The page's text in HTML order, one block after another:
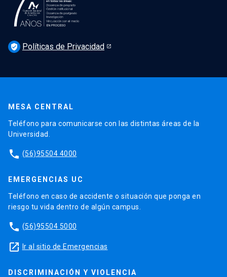
Noticias
Derecho UC en los medios
Newsletter Derecho UC 360
verified_user Políticas de Privacidad
MESA CENTRAL
Teléfono para comunicarse con las distintas áreas de la
Universidad.
phone (56)95504 4000
EMERGENCIAS UC
Teléfono en caso de accidente o situación que ponga en
riesgo tu vida dentro de algún campus.
phone (56)95504 5000
launch Ir al sitio de Emergencias
DISCRIMINACIÓN Y VIOLENCIA